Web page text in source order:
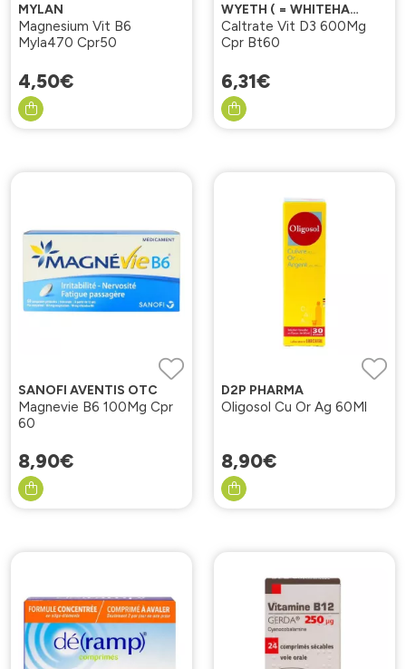
MYLAN
Magnesium Vit B6
Myla470 Cpr50
4,50€
WYETH ( = WHITEHALL)
Caltrate Vit D3 600Mg
Cpr Bt60
6,31€
SANOFI AVENTIS OTC
Magnevie B6 100Mg Cpr
60
8,90€
D2P PHARMA
Oligosol Cu Or Ag 60Ml
8,90€